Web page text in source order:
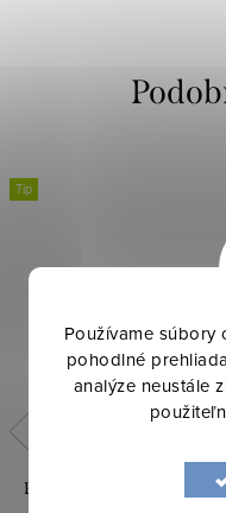
Používame súbory
pohodlné
analýze neustále
Tip
PREHOZ D91 ROSA 170 X